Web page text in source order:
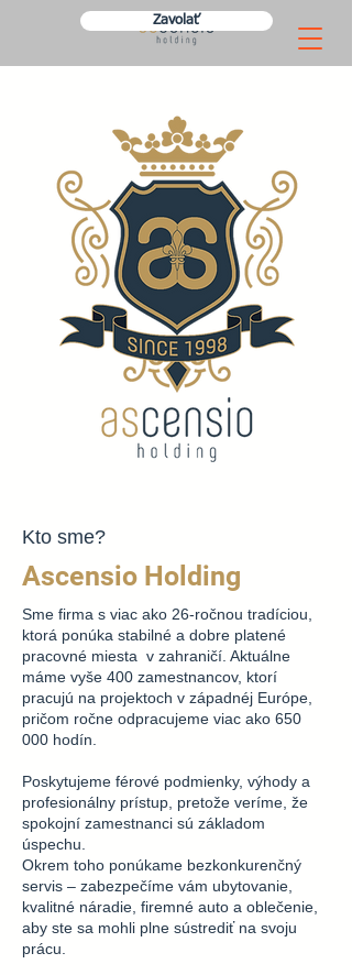
Zavolať
Kto sme?
Ascensio Holding
Sme firma s viac ako 26-ročnou tradíciou,
ktorá ponúka stabilné a dobre platené
pracovné miesta v zahraničí. Aktuálne
máme vyše 400 zamestnancov, ktorí
pracujú na projektoch v západnéj Európe,
pričom ročne odpracujeme viac ako 650
000 hodín.
Poskytujeme férové podmienky, výhody a
profesionálny prístup, pretože veríme, že
spokojní zamestnanci sú základom
úspechu.
Okrem toho ponúkame bezkonkurenčný
servis – zabezpečíme vám ubytovanie,
kvalitné náradie, firemné auto a oblečenie,
aby ste sa mohli plne sústrediť na svoju
prácu.